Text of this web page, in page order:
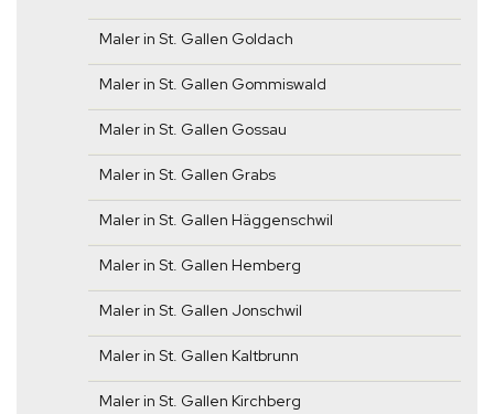
Maler in St. Gallen Goldach
Maler in St. Gallen Gommiswald
Maler in St. Gallen Gossau
Maler in St. Gallen Grabs
Maler in St. Gallen Häggenschwil
Maler in St. Gallen Hemberg
Maler in St. Gallen Jonschwil
Maler in St. Gallen Kaltbrunn
Maler in St. Gallen Kirchberg